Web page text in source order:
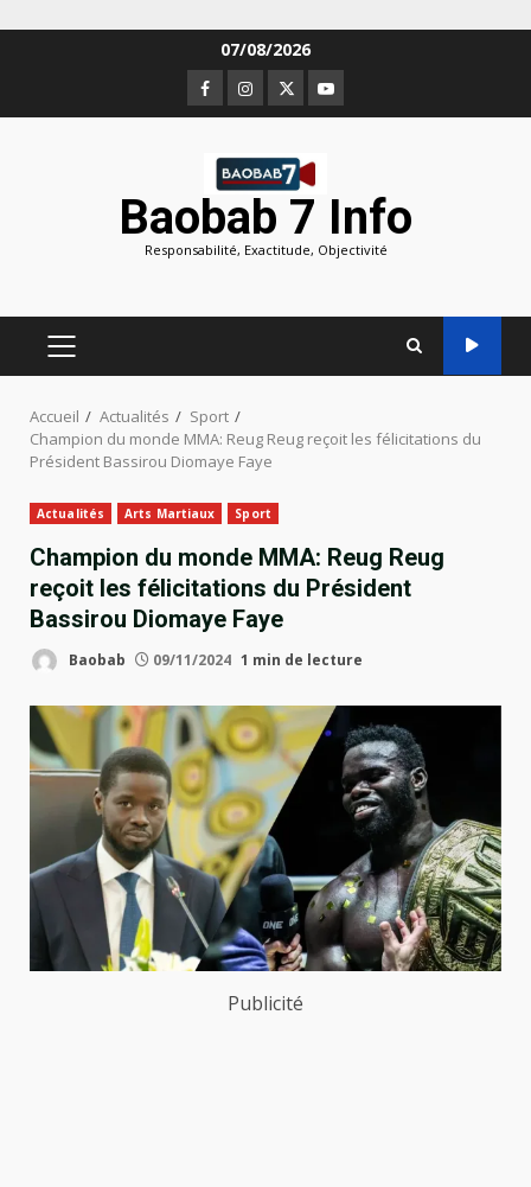
07/08/2026
Facebook
Instagram
TwitterYoutube
Baobab 7 Info
Responsabilité, Exactitude, Objectivité
MENU
PRINCIPAL
Accueil Actualités
Sport
Champion du monde MMA: Reug Reug reçoit les félicitations du
Président Bassirou Diomaye Faye
Actualités Arts Martiaux Sport
Champion du monde MMA: Reug Reug
reçoit les félicitations du Président
Bassirou Diomaye Faye
Baobab 09/11/2024 1 min de lecture
Publicité